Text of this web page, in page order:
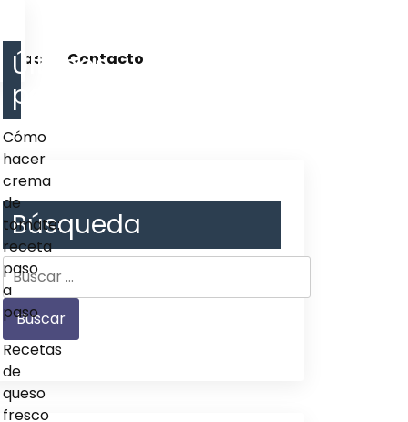
Contacto
Búsqueda
Últimos
post
Cómo
hacer
crema
de
tomate:
receta
paso
a
paso
Recetas
de
queso
fresco